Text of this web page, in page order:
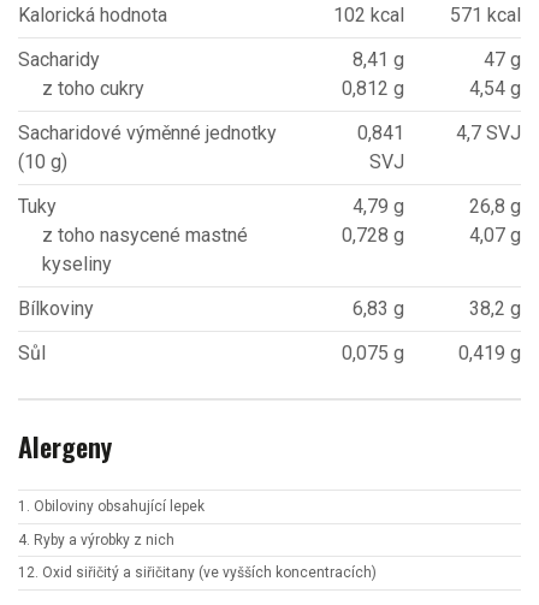
Kalorická hodnota
102 kcal
571 kcal
Sacharidy
z toho cukry
8,41 g
0,812 g
47 g
4,54 g
Sacharidové výměnné jednotky
(10 g)
0,841
SVJ
4,7 SVJ
Tuky
z toho nasycené mastné
kyseliny
4,79 g
0,728 g
26,8 g
4,07 g
Bílkoviny 6,83 g
38,2 g
Sůl
0,075 g 0,419 g
Alergeny
1. Obiloviny obsahující lepek
4. Ryby a výrobky z nich
12. Oxid siřičitý a siřičitany (ve vyšších koncentracích)